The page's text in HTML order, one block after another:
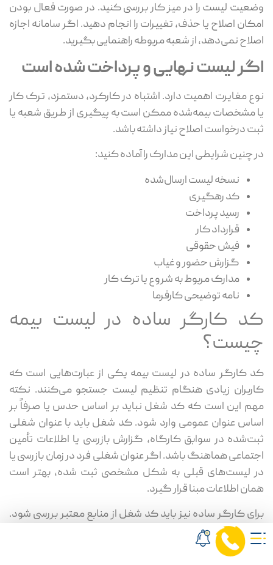
وضعیت لیست را در میز کار بررسی کنید. در صورت فعال بودن
امکان اصلاح یا حذف، تغییرات را انجام دهید. اگر سامانه اجازه
اصلاح نمی‌دهد، از شعبه مربوطه راهنمایی بگیرید.
اگر لیست نهایی و پرداخت شده است
نوع مغایرت اهمیت دارد. اشتباه در کارکرد، دستمزد، ترک کار
یا مشخصات بیمه‌شده ممکن است به پیگیری از طریق شعبه یا
ثبت درخواست اصلاح نیاز داشته باشد.
در چنین شرایطی این مدارک را آماده کنید:
نسخه لیست ارسال‌شده
کد رهگیری
رسید پرداخت
قرارداد کار
فیش حقوقی
گزارش حضور و غیاب
مدارک مربوط به شروع یا ترک کار
نامه توضیحی کارفرما
کد کارگر ساده در لیست بیمه
چیست؟
کد کارگر ساده در لیست بیمه یکی از عبارت‌هایی است که
کاربران زیادی هنگام تنظیم لیست جستجو می‌کنند. نکته
مهم این است که کد شغل نباید بر اساس حدس یا صرفاً بر
اساس عنوان عمومی وارد شود. کد شغل باید با عنوان شغلی
ثبت‌شده در سوابق کارگاه، گزارش بازرسی یا اطلاعات تأمین
اجتماعی هماهنگ باشد. اگر عنوان شغلی فرد در زمان بازرسی یا
در لیست‌های قبلی به شکل مشخصی ثبت شده، بهتر است
همان اطلاعات مبنا قرار گیرد.
برای کارگر ساده نیز باید کد شغل از منابع معتبر بررسی شود.
انتخاب اشتباه کد شغل می‌تواند روی دستمزد مبنای کسر حق
بیمه یا تطبیق اطلاعات کارگاه اثر بگذارد. بنابراین اگر درباره کد